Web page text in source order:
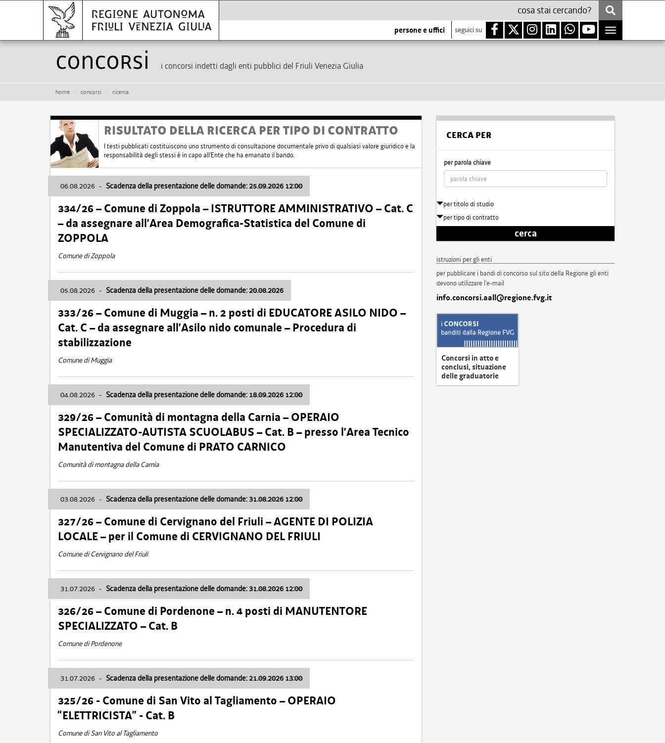
persone e uffici seguici su
Toggle
navigation
Concorsi i concorsi indetti dagli enti pubblici del Friuli Venezia Giulia
home concorsi ricerca
RISULTATO DELLA RICERCA PER TIPO DI CONTRATTO
I testi pubblicati costituiscono uno strumento di consultazione documentale privo di qualsiasi valore giuridico e la
responsabilità degli stessi è in capo all'Ente che ha emanato il bando.
06.08.2026 - Scadenza della presentazione delle domande: 25.09.2026 12:00
334/26 – Comune di Zoppola – ISTRUTTORE AMMINISTRATIVO – Cat. C
– da assegnare all’Area Demografica-Statistica del Comune di
ZOPPOLA
Comune di Zoppola
05.08.2026 - Scadenza della presentazione delle domande: 20.08.2026
333/26 – Comune di Muggia – n. 2 posti di EDUCATORE ASILO NIDO –
Cat. C – da assegnare all’Asilo nido comunale – Procedura di
stabilizzazione
Comune di Muggia
04.08.2026 - Scadenza della presentazione delle domande: 18.09.2026 12:00
329/26 – Comunità di montagna della Carnia – OPERAIO
SPECIALIZZATO-AUTISTA SCUOLABUS – Cat. B – presso l’Area Tecnico
Manutentiva del Comune di PRATO CARNICO
Comunità di montagna della Carnia
03.08.2026 - Scadenza della presentazione delle domande: 31.08.2026 12:00
327/26 – Comune di Cervignano del Friuli – AGENTE DI POLIZIA
LOCALE – per il Comune di CERVIGNANO DEL FRIULI
Comune di Cervignano del Friuli
31.07.2026 - Scadenza della presentazione delle domande: 31.08.2026 12:00
326/26 – Comune di Pordenone – n. 4 posti di MANUTENTORE
SPECIALIZZATO – Cat. B
Comune di Pordenone
31.07.2026 - Scadenza della presentazione delle domande: 21.09.2026 13:00
325/26 - Comune di San Vito al Tagliamento – OPERAIO
“ELETTRICISTA” - Cat. B
Comune di San Vito al Tagliamento
CERCA PER
per parola chiave
per titolo di studio
per tipo di contratto
cerca
istruzioni per gli enti
per pubblicare i bandi di concorso sul sito della Regione gli enti
devono utilizzare l'e-mail
info.concorsi.aall@regione.fvg.it
Concorsi in atto e
conclusi, situazione
delle graduatorie